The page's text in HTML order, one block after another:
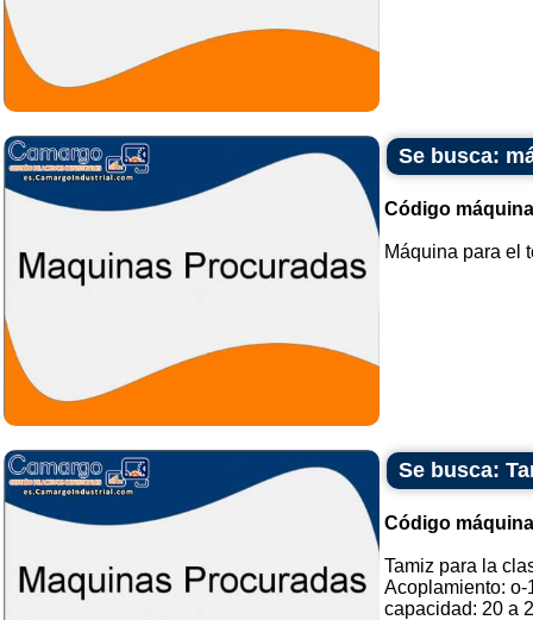
Se busca:
Código
Máquina para el
Se busca:
Código
Tamiz para la
Acoplamiento: o-
capacidad: 20 a